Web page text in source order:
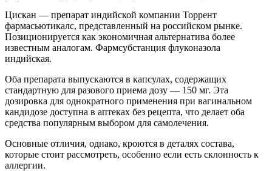
Цискан — препарат индийской компании Торрент
фармасьютикалс, представленный на российском рынке.
Позиционируется как экономичная альтернатива более
известным аналогам. Фармсубстанция флуконазола
индийская.
Оба препарата выпускаются в капсулах, содержащих
стандартную для разового приема дозу — 150 мг. Эта
дозировка для однократного применения при вагинальном
кандидозе доступна в аптеках без рецепта, что делает оба
средства популярным выбором для самолечения.
Основные отличия, однако, кроются в деталях состава,
которые стоит рассмотреть, особенно если есть склонность к
аллергии.